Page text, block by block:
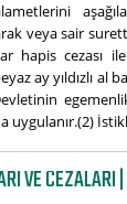
veya sair
hapis cezası
ay yıldızlı al
VE CEZALARI